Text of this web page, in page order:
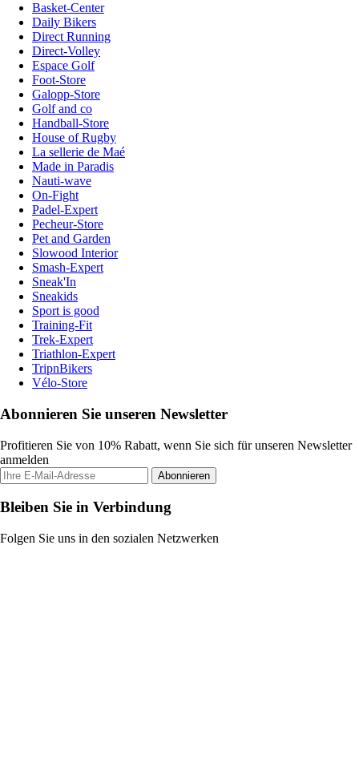
Basket-Center
Daily Bikers
Direct Running
Direct-Volley
Espace Golf
Foot-Store
Galopp-Store
Golf and co
Handball-Store
House of Rugby
La sellerie de Maé
Made in Paradis
Nauti-wave
On-Fight
Padel-Expert
Pecheur-Store
Pet and Garden
Slowood Interior
Smash-Expert
Sneak'In
Sneakids
Sport is good
Training-Fit
Trek-Expert
Triathlon-Expert
TripnBikers
Vélo-Store
Abonnieren Sie unseren Newsletter
Profitieren Sie von 10% Rabatt, wenn Sie sich für unseren Newsletter
anmelden
Abonnieren
Bleiben Sie in Verbindung
Folgen Sie uns in den sozialen Netzwerken